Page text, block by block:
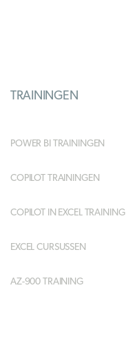
TRAININGEN
POWER BI TRAININGEN
COPILOT TRAININGEN
COPILOT IN EXCEL TRAINING
EXCEL CURSUSSEN
AZ-900 TRAINING